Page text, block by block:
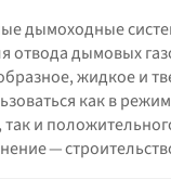
дымоходные
отвода дымовых
жидкое и
как в
и
—